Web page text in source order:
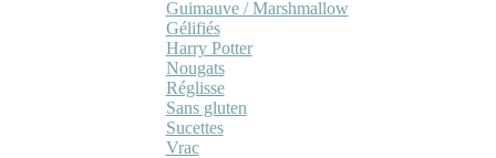
Guimauve / Marshmallow
Gélifiés
Harry Potter
Nougats
Réglisse
Sans gluten
Sucettes
Vrac